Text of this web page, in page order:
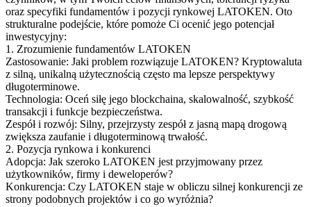
oraz specyfiki fundamentów i pozycji rynkowej LATOKEN. Oto
strukturalne podejście, które pomoże Ci ocenić jego potencjał
inwestycyjny:
1. Zrozumienie fundamentów LATOKEN
Zastosowanie: Jaki problem rozwiązuje LATOKEN? Kryptowaluta
z silną, unikalną użytecznością często ma lepsze perspektywy
długoterminowe.
Technologia: Oceń siłę jego blockchaina, skalowalność, szybkość
transakcji i funkcje bezpieczeństwa.
Zespół i rozwój: Silny, przejrzysty zespół z jasną mapą drogową
zwiększa zaufanie i długoterminową trwałość.
2. Pozycja rynkowa i konkurenci
Adopcja: Jak szeroko LATOKEN jest przyjmowany przez
użytkowników, firmy i deweloperów?
Konkurencja: Czy LATOKEN staje w obliczu silnej konkurencji ze
strony podobnych projektów i co go wyróżnia?